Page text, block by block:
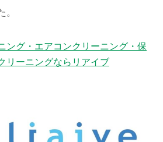
ング・エアコンクリーニング・保
リーニングならリアイブ